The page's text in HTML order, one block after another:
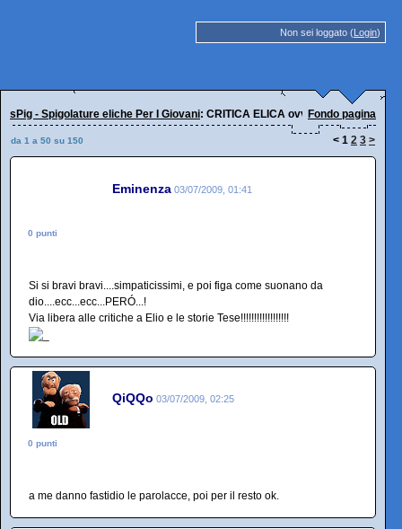
Non sei loggato (Login)
sPig - Spigolature eliche Per I Giovani: CRITICA ELICA ovveroFondo pagina
da 1 a 50 su 150 < 1 2 3 >
Eminenza 03/07/2009, 01:41
0 punti
Si si bravi bravi....simpaticissimi, e poi figa come suonano da
dio....ecc...ecc...PERÓ...!
Via libera alle critiche a Elio e le storie Tese!!!!!!!!!!!!!!!!!!
QiQQo 03/07/2009, 02:25
0 punti
a me danno fastidio le parolacce, poi per il resto ok.